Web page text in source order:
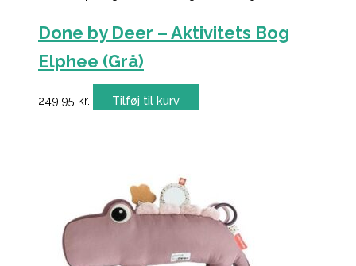
Done by Deer – Aktivitets Bog
Elphee (Grå)
249,95 kr. Tilføj til kurv